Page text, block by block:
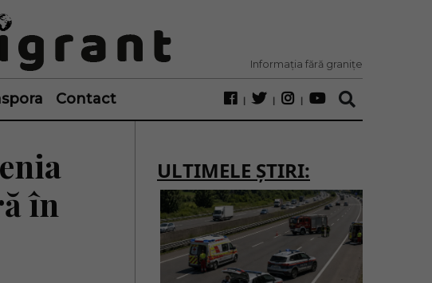
Informația fără granițe
Contact
în
ULTIMELE ȘTIRI: